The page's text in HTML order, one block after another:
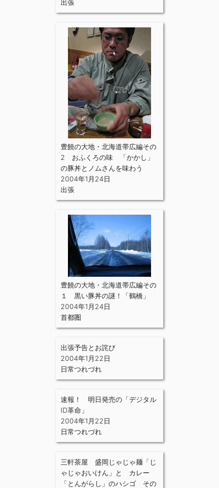
出張
豊饒の大地・北海道帯広編その
2 おふくろの味 「かかし」
の豚丼とノムさんを味わう
2004年1月24日
出張
豊饒の大地・北海道帯広編その
１ 黒い豚丼の謎！「鶴橋」
2004年1月24日
首都圏
出張予告とお詫び
2004年1月22日
日常つれづれ
速報！ 明日発売の「デジタル
ID革命」
2004年1月22日
日常つれづれ
三軒茶屋 盛岡じゃじゃ麺「じ
ゃじゃおいけん」と カレー
「とんがらし」のハシゴ その